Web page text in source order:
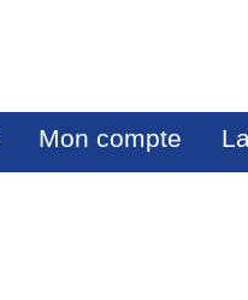
Mon compte